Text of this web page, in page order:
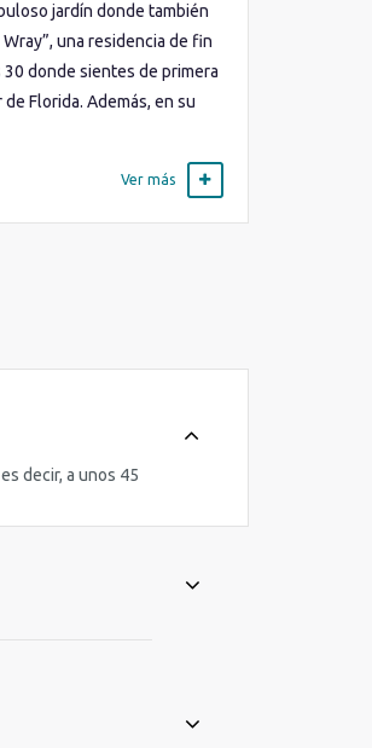
jardín donde también
una residencia de fin
30 donde sientes de primera
Florida. Además, en su
Ver más
decir, a unos 45